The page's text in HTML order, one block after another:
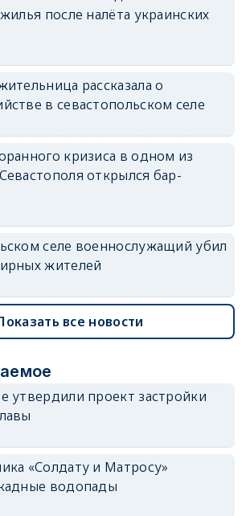
после налёта украинских
рассказала о
в севастопольском селе
кризиса в одном из
открылся бар-
селе военнослужащий убил
жителей
все новости
утвердили проект застройки
«Солдату и Матросу»
водопады